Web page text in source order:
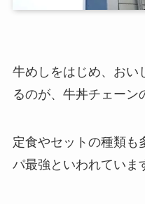
牛めしをはじめ、おい
るのが、牛丼チェーン
定食やセットの種類も
パ最強といわれていま